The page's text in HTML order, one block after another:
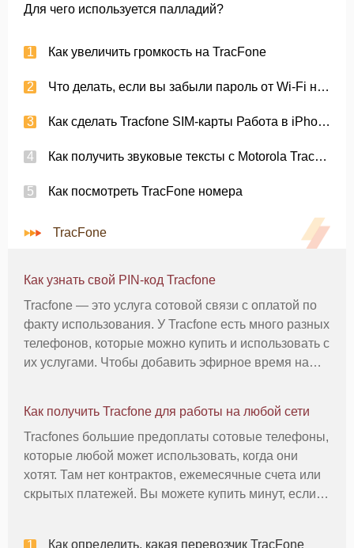
Для чего используется палладий?
Как увеличить громкость на TracFone
Что делать, если вы забыли пароль от Wi-Fi на iPodtouch?
Как сделать Tracfone SIM-карты Работа в iPhone
Как получить звуковые тексты с Motorola TracFone W376g
Как посмотреть TracFone номера
TracFone
Как узнать свой PIN-код Tracfone
Tracfone — это услуга сотовой связи с оплатой по
факту использования. У Tracfone есть много разных
телефонов, которые можно купить и использовать с
их услугами. Чтобы добавить эфирное время на
Tracfone сохраня
Как получить Tracfone для работы на любой сети
Tracfones большие предоплаты сотовые телефоны,
которые любой может использовать, когда они
хотят. Там нет контрактов, ежемесячные счета или
скрытых платежей. Вы можете купить минут, если
Как определить, какая перевозчик TracFone